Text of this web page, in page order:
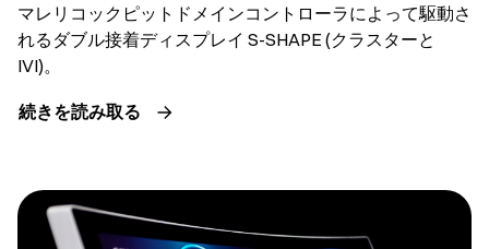
マレリコックピットドメインコントローラによって駆動さ
れるダブル接着ディスプレイ S-SHAPE (クラスターと
IVI)。
続きを読み取る